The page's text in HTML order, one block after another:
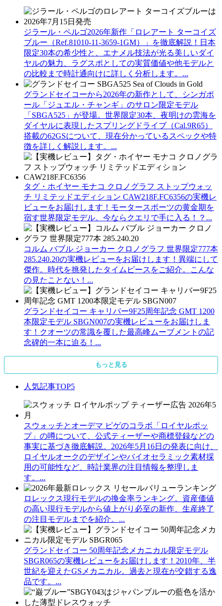
ジラール・ペルゴ2026年新作「ロレアート ターコイズ
ブルー（Ref.81010-11-3659-1GM）」を徹底解説！日本
限定30本の希少性と、エナメル技法が光る美しいダイ
ヤルの魅力、ラグスポとしての実質価値や他モデルと
の比較まで時計通向けに詳しく分析します。...
グランドセイコーから2026年の新作として、シンガポ
ール「ジュエル・チャンギ」のサロン限定モデル
「SBGA525」が登場。世界限定30本、夜明けの雲海を
ダイヤルに表現したスプリングドライブ（Cal.9R65）
搭載の62GSについて、現在分かっているスペックや特
徴を詳しく解説します。...
タグ・ホイヤー モナコ クロノグラフ ストップウォッ
チ リミテッドエディション CAW218F.FC6356の実機レ
ビューをお届けします！モータースポーツの黄金期を
宿す世界限定モデル。今ならクエリで手に入る！？...
コルム バブル ジョーカー クロノグラフ 世界限定777本
285.240.20の実機レビューをお届けします！異端にして
傑作。時代を挑発したタイムピースをご紹介。こんな
の見たことない！...
グランドセイコー キャリバー9F25周年記念 GMT 1200
本限定モデル SBGN007の実機レビューをお届けしま
す！クオーツの常識を覆した最高峰ムーブメントの記
念碑的一本に迫る！...
もっと見る
人気記事TOP5
スウォッチとオーデマ ピゲのコラボ「ロイヤルポッ
プ」の噂について、公式ティーザーや商標登録などの
事実に基づき徹底解説。2026年5月16日の発表に向け、
ロイヤルオークのデザインやバイオセラミック素材採
用の可能性など、時計業界の注目情報を整理しま
す。...
ロレックス現行モデルの換金率ランキング。資産価値
の高い現行モデルから値上がり必至の新作、生産終了
の注目モデルまでを紹介。...
グランドセイコー 50周年記念メカニカル限定モデル
SBGR065の実機レビューをお届けします！2010年、半
世紀を迎えたGSメカニカル。過去と現在が交錯する逸
品です。...